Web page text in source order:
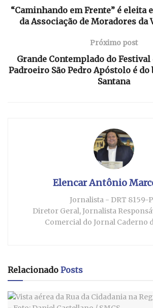
“Caminhando em Frente” é eleita
da Associação de Moradores da
Próximo post
Grande Contemplado do
Padroeiro São Pedro Apóstolo é
Santana
Elencar Antônio
Jornalista - DRT 8159-
Diretor Geral, Jornalista
Comercial do Jornal Caderno
Relacionado Posts